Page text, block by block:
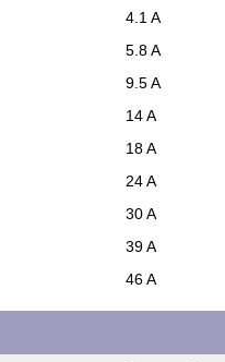
4.1 A
5.8 A
9.5 A
14 A
18 A
24 A
30 A
39 A
46 A